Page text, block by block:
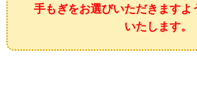
手もぎをお選びいただきますよ
いたします。